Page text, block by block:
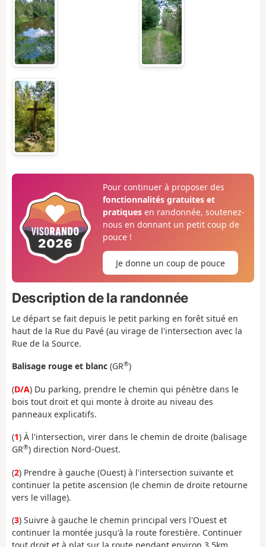
Pour continuer à proposer des
fonctionnalités gratuites et
pratiquesen randonnée, soutenez-
nous en donnant un petit coup de
pouce !
Je donne un coup de pouce
Description de la randonnée
Le départ se fait depuis le petit parking en forêt situé en
haut de la Rue du Pavé (au virage de l'intersection avec la
Rue de la Source.
Balisage rouge et blanc (GR®)
(D/A) Du parking, prendre le chemin qui pénètre dans le
bois tout droit et qui monte à droite au niveau des
panneaux explicatifs.
(1) À l'intersection, virer dans le chemin de droite (balisage
GR®) direction Nord-Ouest.
(2) Prendre à gauche (Ouest) à l'intersection suivante et
continuer la petite ascension (le chemin de droite retourne
vers le village).
(3) Suivre à gauche le chemin principal vers l'Ouest et
continuer la montée jusqu'à la route forestière. Continuer